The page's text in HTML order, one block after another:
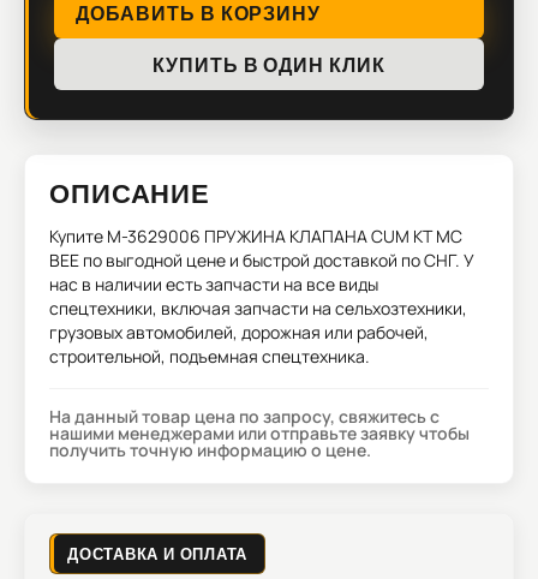
ДОБАВИТЬ В КОРЗИНУ
КУПИТЬ В ОДИН КЛИК
ОПИСАНИЕ
Купите M-3629006 ПРУЖИНА КЛАПАНА CUM KT MC
BEE по выгодной цене и быстрой доставкой по СНГ. У
нас в наличии есть запчасти на все виды
спецтехники, включая запчасти на сельхозтехники,
грузовых автомобилей, дорожная или рабочей,
строительной, подъемная спецтехника.
На данный товар цена по запросу, свяжитесь с
нашими менеджерами или отправьте заявку чтобы
получить точную информацию о цене.
ДОСТАВКА И ОПЛАТА